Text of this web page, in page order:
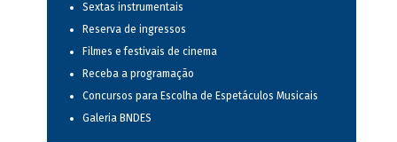
Sextas instrumentais
Reserva de ingressos
Filmes e festivais de cinema
Receba a programação
Concursos para Escolha de Espetáculos Musicais
Galeria BNDES